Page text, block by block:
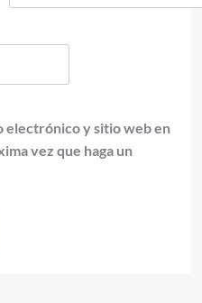
electrónico y sitio web en
vez que haga un